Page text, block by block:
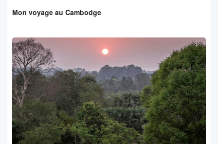
Mon voyage au Cambodge